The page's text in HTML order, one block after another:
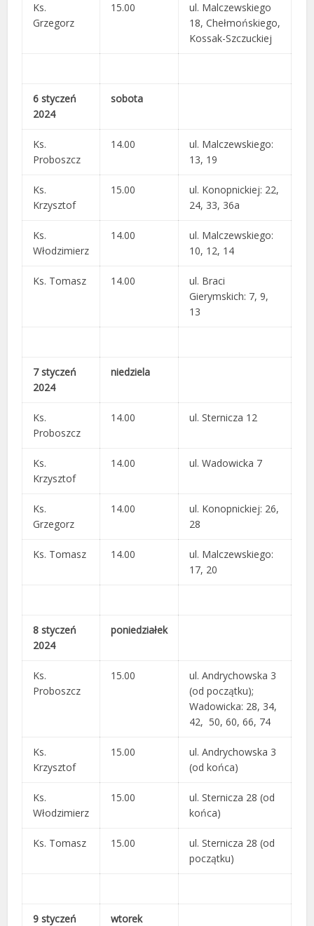
Ks.
Grzegorz
15.00
ul. Malczewskiego
18, Chełmońskiego,
Kossak-Szczuckiej
6 styczeń
2024
sobota
Ks.
Proboszcz
14.00
ul. Malczewskiego:
13, 19
Ks.
Krzysztof
15.00
ul. Konopnickiej: 22,
24, 33, 36a
Ks.
Włodzimierz
14.00
ul. Malczewskiego:
10, 12, 14
Ks. Tomasz 14.00
ul. Braci
Gierymskich: 7, 9,
13
7 styczeń
2024
niedziela
Ks.
Proboszcz
14.00 ul. Sternicza 12
Ks.
Krzysztof
14.00 ul. Wadowicka 7
Ks.
Grzegorz
14.00
ul. Konopnickiej: 26,
28
Ks. Tomasz 14.00
ul. Malczewskiego:
17, 20
8 styczeń
2024
poniedziałek
Ks.
Proboszcz
15.00
ul. Andrychowska 3
(od początku);
Wadowicka: 28, 34,
42, 50, 60, 66, 74
Ks.
Krzysztof
15.00
ul. Andrychowska 3
(od końca)
Ks.
Włodzimierz
15.00
ul. Sternicza 28 (od
końca)
Ks. Tomasz 15.00
ul. Sternicza 28 (od
początku)
9 styczeń
wtorek